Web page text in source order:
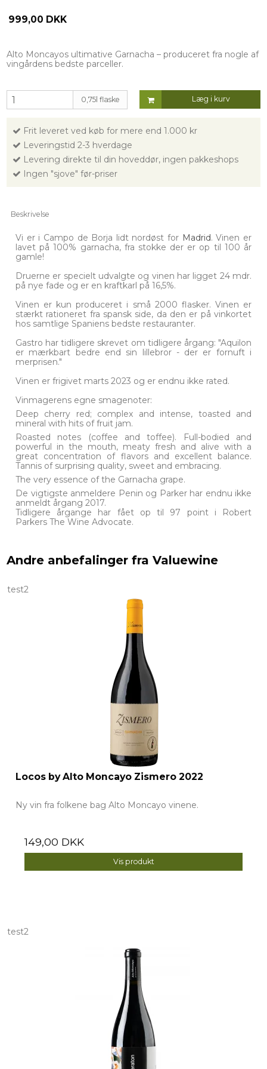
999,00 DKK
Alto Moncayos ultimative Garnacha – produceret fra nogle af
vingårdens bedste parceller.
0,75l flaske Læg i kurv
Frit leveret ved køb for mere end 1.000 kr
Leveringstid 2-3 hverdage
Levering direkte til din hoveddør, ingen pakkeshops
Ingen "sjove" før-priser
Beskrivelse
Vi er i Campo de Borja lidt nordøst for Madrid. Vinen er
lavet på 100% garnacha, fra stokke der er op til 100 år
gamle!
Druerne er specielt udvalgte og vinen har ligget 24 mdr.
på nye fade og er en kraftkarl på 16,5%.
Vinen er kun produceret i små 2000 flasker. Vinen er
stærkt rationeret fra spansk side, da den er på vinkortet
hos samtlige Spaniens bedste restauranter.
Gastro har tidligere skrevet om tidligere årgang: "Aquilon
er mærkbart bedre end sin lillebror - der er fornuft i
merprisen."
Vinen er frigivet marts 2023 og er endnu ikke rated.
Vinmagerens egne smagenoter:
Deep cherry red; complex and intense, toasted and
mineral with hits of fruit jam.
Roasted notes (coffee and toffee). Full-bodied and
powerful in the mouth, meaty fresh and alive with a
great concentration of flavors and excellent balance.
Tannis of surprising quality, sweet and embracing.
The very essence of the Garnacha grape.
De vigtigste anmeldere Penin og Parker har endnu ikke
anmeldt årgang 2017.
Tidligere årgange har fået op til 97 point i Robert
Parkers The Wine Advocate.
Andre anbefalinger fra Valuewine
test2
Locos by Alto Moncayo Zismero 2022
Ny vin fra folkene bag Alto Moncayo vinene.
149,00 DKK
Vis produkt
test2